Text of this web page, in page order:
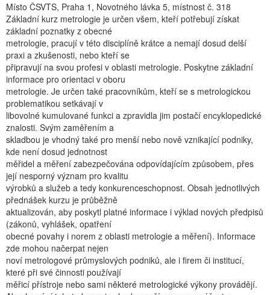
Místo ČSVTS, Praha 1, Novotného lávka 5, místnost č. 318
Základní kurz metrologie je určen všem, kteří potřebují získat
základní poznatky z obecné
metrologie, pracují v této disciplíně krátce a nemají dosud delší
praxi a zkušenosti, nebo kteří se
připravují na svou profesi v oblasti metrologie. Poskytne základní
informace pro orientaci v oboru
metrologie. Je určen také pracovníkům, kteří se s metrologickou
problematikou setkávají v
libovolné kumulované funkci a zpravidla jim postačí encyklopedické
znalosti. Svým zaměřením a
skladbou je vhodný také pro menší nebo nově vznikající podniky,
kde není dosud jednotnost
měřidel a měření zabezpečována odpovídajícím způsobem, přes
její nesporný význam pro kvalitu
výrobků a služeb a tedy konkurenceschopnost. Obsah jednotlivých
přednášek kurzu je průběžně
aktualizován, aby poskytl platné informace i výklad nových předpisů
(zákonů, vyhlášek, opatření
obecné povahy i norem z oblasti metrologie a měření). Informace
zde mohou načerpat nejen
noví metrologové průmyslových podniků, ale i firem či institucí,
které při své činnosti používají
měřicí přístroje nebo sami některé metrologické výkony provádějí.